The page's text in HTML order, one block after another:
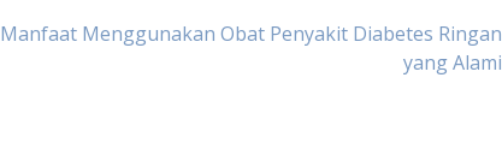
Manfaat Menggunakan Obat Penyakit Diabetes Ringan
yang Alami